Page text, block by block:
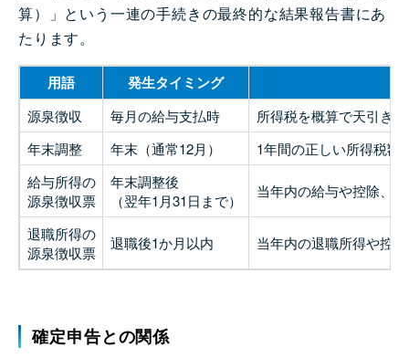
算）」という一連の手続きの最終的な結果報告書にあ
たります。
用語 発生タイミング
源泉徴収 毎月の給与支払時
所得税を概算で天引き
年末調整
年末（通常12月）
1年間の正しい所得税額
給与所得の
源泉徴収票
年末調整後
（翌年1月31日まで）
当年内の給与や控除、
退職所得の
源泉徴収票
退職後1か月以内 当年内の退職所得や控
確定申告との関係